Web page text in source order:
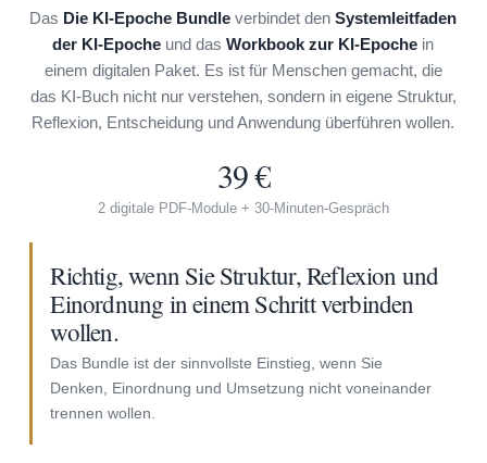
Das Die KI-Epoche Bundle verbindet denSystemleitfaden
der KI-Epoche und dasWorkbook zur KI-Epoche in
einem digitalen Paket. Es ist für Menschen gemacht, die
das KI-Buch nicht nur verstehen, sondern in eigene Struktur,
Reflexion, Entscheidung und Anwendung überführen wollen.
39 €
2 digitale PDF-Module + 30-Minuten-Gespräch
Richtig, wenn Sie Struktur, Reflexion und
Einordnung in einem Schritt verbinden
wollen.
Das Bundle ist der sinnvollste Einstieg, wenn Sie
Denken, Einordnung und Umsetzung nicht voneinander
trennen wollen.